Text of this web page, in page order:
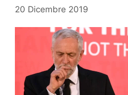
20 Dicembre 2019